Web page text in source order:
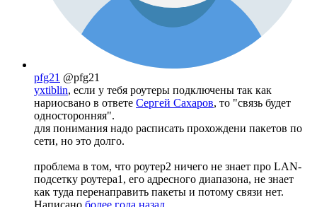
pfg21 @pfg21
yxtiblin, если у тебя роутеры подключены так как
нариосвано в ответе Сергей Сахаров, то "связь будет
односторонняя".
для понимания надо расписать прохождени пакетов по
сети, но это долго.
проблема в том, что роутер2 ничего не знает про LAN-
подсетку роутера1, его адресного диапазона, не знает
как туда перенаправить пакеты и потому связи нет.
Написано более года назад